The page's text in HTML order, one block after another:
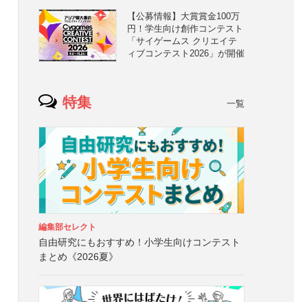
【公募情報】大賞賞金100万
円！学生向け創作コンテスト
「サイゲームス クリエイテ
ィブコンテスト2026」が開催
特集 一覧
編集部セレクト
自由研究にもおすすめ！小学生向けコンテスト
まとめ《2026夏》